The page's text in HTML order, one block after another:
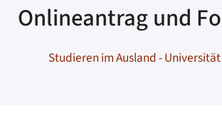
Onlineantrag und
Studieren im Ausland -